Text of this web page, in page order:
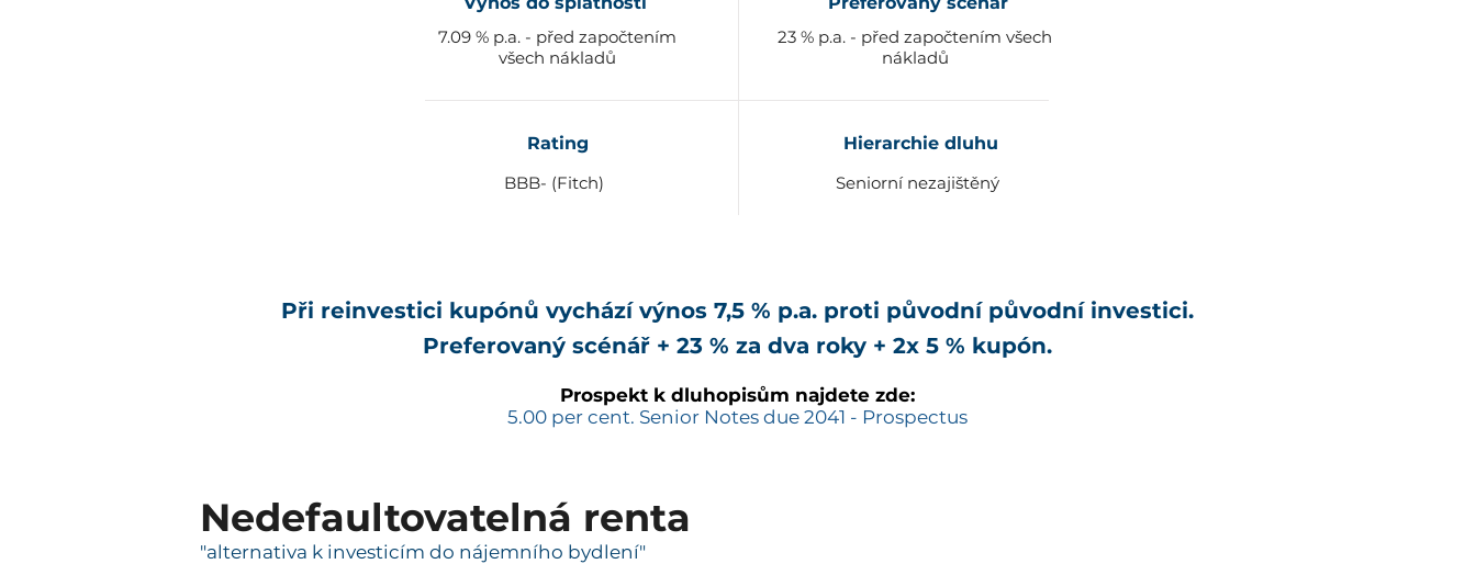
7.09 % p.a. - před započtením
všech nákladů
23 % p.a. - před započtením všech
nákladů
Rating
BBB- (Fitch)
Hierarchie dluhu
Seniorní nezajištěný
Při reinvestici kupónů vychází výnos 7,5 % p.a. proti původní původní investici.
Preferovaný scénář + 23 % za dva roky + 2x 5 % kupón.
Prospekt k dluhopisům najdete zde:
5.00 per cent. Senior Notes due 2041 - Prospectus
Nedefaultovatelná renta
"alternativa k investicím do nájemního bydlení"